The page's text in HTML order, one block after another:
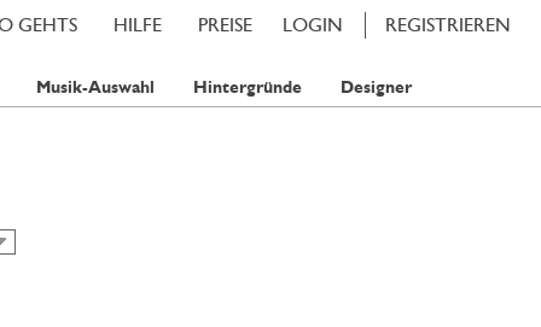
LOGIN REGISTRIEREN
PREISE
HILFE
GEHTS
Musik-Auswahl Hintergründe Designer